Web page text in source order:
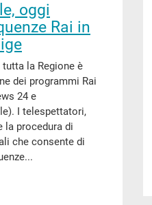
oggi
Rai in
tutta la Regione è
dei programmi Rai
24 e
I telespettatori,
la procedura di
che consente di